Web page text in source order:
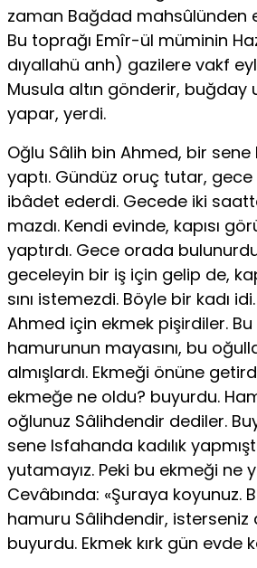
zaman Bağdad mah­sûlünden
Bu toprağı Emîr-ül müminin
dıyallahü anh) gazilere vakf
Musula altın gönderir, buğ­day
yapar, yerdi.
Oğlu Sâlih bin Ahmed, bir sene
yaptı. Gündüz oruç tutar,
ibâdet ederdi. Gecede iki
mazdı. Kendi evinde, kapısı
yaptırdı. Gece orada
geceleyin bir iş için gelip de,
sını istemezdi. Böyle bir kadı
Ahmed için ekmek pişir­diler.
hamurunun mayasını, bu
almışlardı. Ekmeği önüne
ekmeğe ne oldu? buyurdu.
oğlunuz Sâlihdendir dediler.
sene Isfa­handa kadılık
yutamayız. Peki bu ekmeği ne
Cevâbında: «Şuraya koyunuz.
hamuru Sâlihdendir, isterseniz
buyurdu. Ekmek kırk gün evde